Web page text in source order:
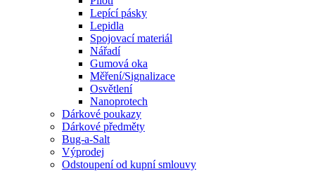
Lepící pásky
Lepidla
Spojovací materiál
Nářadí
Gumová oka
Měření/Signalizace
Osvětlení
Nanoprotech
Dárkové poukazy
Dárkové předměty
Bug-a-Salt
Výprodej
Odstoupení od kupní smlouvy